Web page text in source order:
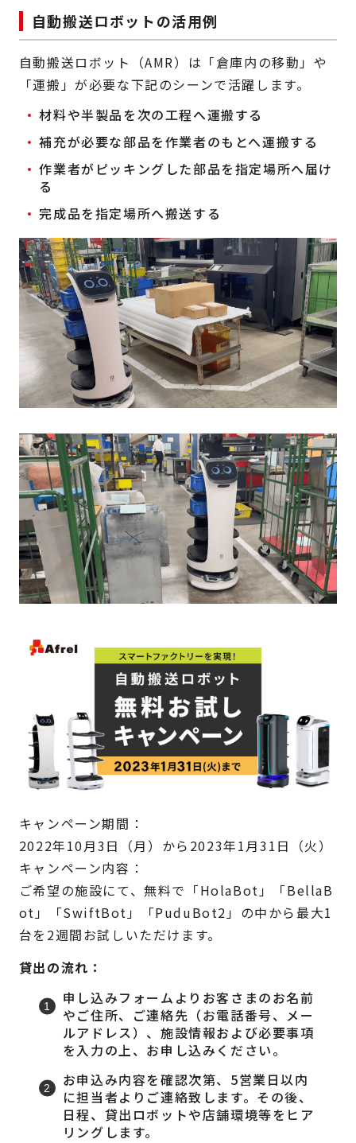
自動搬送ロボットの活用例
自動搬送ロボット（AMR）は「倉庫内の移動」や
「運搬」が必要な下記のシーンで活躍します。
材料や半製品を次の工程へ運搬する
補充が必要な部品を作業者のもとへ運搬する
作業者がピッキングした部品を指定場所へ届け
る
完成品を指定場所へ搬送する
キャンペーン期間：
2022年10月3日（月）から2023年1月31日（火）
キャンペーン内容：
ご希望の施設にて、無料で「HolaBot」「BellaB
ot」「SwiftBot」「PuduBot2」の中から最大1
台を2週間お試しいただけます。
貸出の流れ：
申し込みフォームよりお客さまのお名前
やご住所、ご連絡先（お電話番号、メー
ルアドレス）、施設情報および必要事項
を入力の上、お申し込みください。
お申込み内容を確認次第、5営業日以内
に担当者よりご連絡致します。その後、
日程、貸出ロボットや店舗環境等をヒア
リングします。